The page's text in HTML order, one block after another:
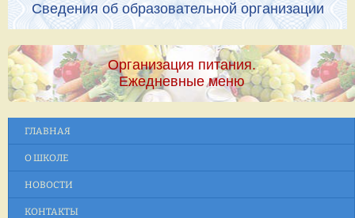
Сведения об образовательной организации
Организация питания.
Ежедневные меню
ГЛАВНАЯ
О ШКОЛЕ
НОВОСТИ
КОНТАКТЫ